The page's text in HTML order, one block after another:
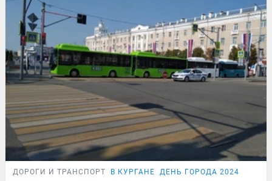
ДОРОГИ И ТРАНСПОРТ В КУРГАНЕ ДЕНЬ ГОРОДА 2024